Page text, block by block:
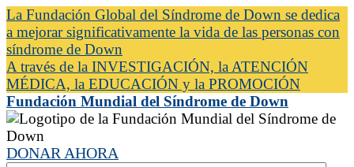
La Fundación Global del Síndrome de Down se dedica
a mejorar significativamente la vida de las personas con
síndrome de Down
A través de la INVESTIGACIÓN, la ATENCIÓN
MÉDICA, la EDUCACIÓN y la PROMOCIÓN
Fundación Mundial del Síndrome de Down
DONAR AHORA